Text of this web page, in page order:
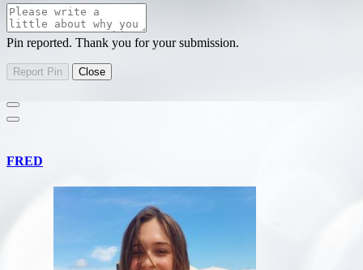
Pin reported. Thank you for your submission.
FRED